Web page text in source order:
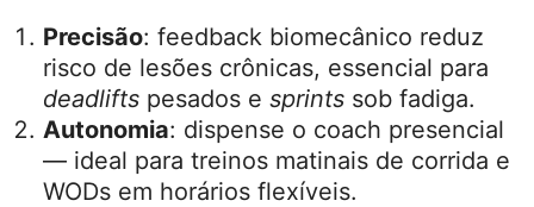
Precisão: feedback biomecânico reduz
risco de lesões crônicas, essencial para
deadlifts pesados e sprints sob fadiga.
Autonomia: dispense o coach presencial
— ideal para treinos matinais de corrida e
WODs em horários flexíveis.